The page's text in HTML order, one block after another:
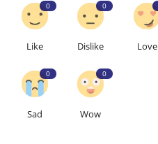
0
Like
0
Dislike Love
0
Sad
0
Wow